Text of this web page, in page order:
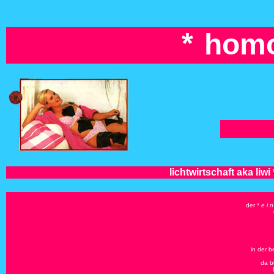
*
lichtwirtschaft aka liwi
der * e i
in der
da